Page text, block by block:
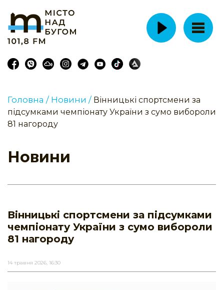
Головна / Новини / Вінницькі спортсмени за
підсумками чемпіонату України з сумо вибороли
81 нагороду
Новини
Вінницькі спортсмени за підсумками
чемпіонату України з сумо вибороли
81 нагороду
14 травня 2026, 16:30